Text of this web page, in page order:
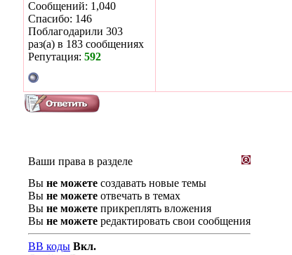
Сообщений: 1,040
Спасибо: 146
Поблагодарили 303
раз(а) в 183 сообщениях
Репутация: 592
Ваши права в разделе
Вы не можете создавать новые темы
Вы не можете отвечать в темах
Вы не можете прикреплять вложения
Вы не можете редактировать свои сообщения
BB коды Вкл.